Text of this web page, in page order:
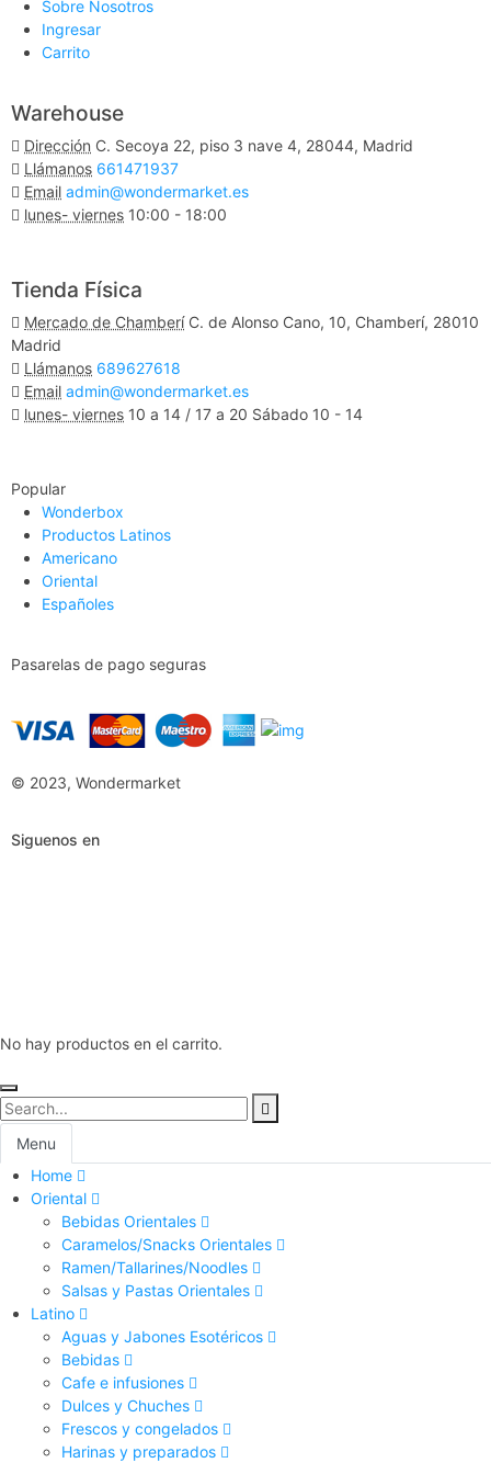
Sobre Nosotros
Ingresar
Carrito
Warehouse
Dirección C. Secoya 22, piso 3 nave 4, 28044, Madrid
Llámanos 661471937
Email admin@wondermarket.es
lunes- viernes 10:00 - 18:00
Tienda Física
Mercado de Chamberí C. de Alonso Cano, 10, Chamberí, 28010
Madrid
Llámanos 689627618
Email admin@wondermarket.es
lunes- viernes 10 a 14 / 17 a 20 Sábado 10 - 14
Popular
Wonderbox
Productos Latinos
Americano
Oriental
Españoles
Pasarelas de pago seguras
© 2023, Wondermarket
Siguenos en
No hay productos en el carrito.
Menu
Home
Oriental
Bebidas Orientales
Caramelos/Snacks Orientales
Ramen/Tallarines/Noodles
Salsas y Pastas Orientales
Latino
Aguas y Jabones Esotéricos
Bebidas
Cafe e infusiones
Dulces y Chuches
Frescos y congelados
Harinas y preparados